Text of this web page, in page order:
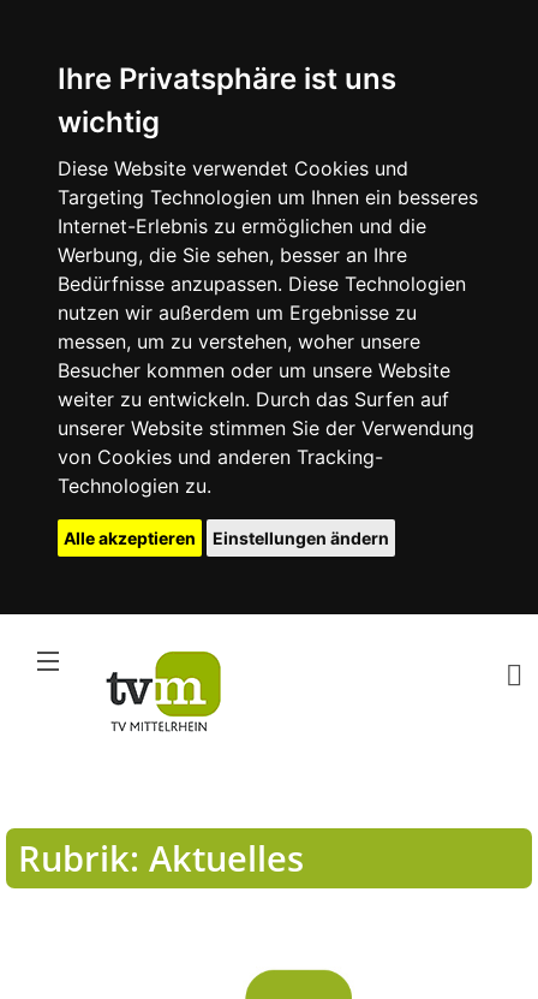
Ihre Privatsphäre ist uns
wichtig
Diese Website verwendet Cookies und
Targeting Technologien um Ihnen ein besseres
Internet-Erlebnis zu ermöglichen und die
Werbung, die Sie sehen, besser an Ihre
Bedürfnisse anzupassen. Diese Technologien
nutzen wir außerdem um Ergebnisse zu
messen, um zu verstehen, woher unsere
Besucher kommen oder um unsere Website
weiter zu entwickeln. Durch das Surfen auf
unserer Website stimmen Sie der Verwendung
von Cookies und anderen Tracking-
Technologien zu.
Alle akzeptieren Einstellungen ändern
Rubrik: Aktuelles